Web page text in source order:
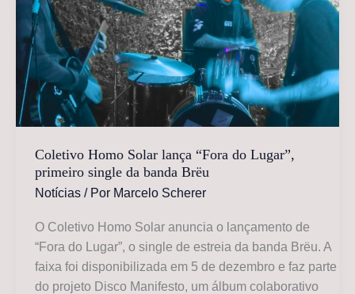
Loves
the
Sun”
lança
single
“Deep
Blue”
Coletivo Homo Solar lança “Fora do Lugar”,
primeiro single da banda Brëu
Notícias / Por Marcelo Scherer
O Coletivo Homo Solar anuncia o lançamento de
“Fora do Lugar”, o single de estreia da banda Brëu. A
faixa foi disponibilizada em 5 de dezembro e faz parte
do projeto Disco Manifesto, um álbum colaborativo